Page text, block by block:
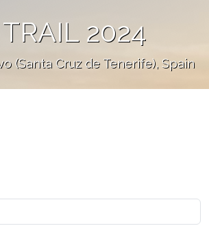
2024
(Santa Cruz de Tenerife), Spain